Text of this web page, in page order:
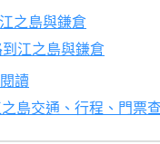
之島與鎌倉
江之島與鎌倉
讀
島交通、行程、門票